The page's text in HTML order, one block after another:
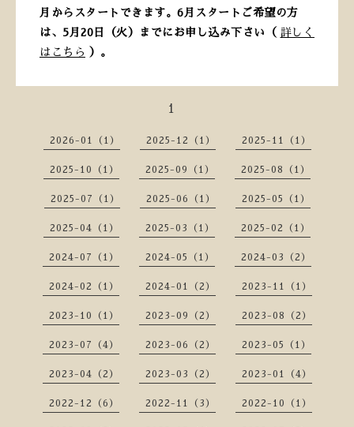
月からスタートできます。6月スタートご希望の方
は、5月20日（火）までにお申し込み下さい（ 詳しく
はこちら
）。
1
2026-01（1） 2025-12（1） 2025-11（1）
2025-10（1） 2025-09（1） 2025-08（1）
2025-07（1） 2025-06（1） 2025-05（1）
2025-04（1） 2025-03（1） 2025-02（1）
2024-07（1） 2024-05（1） 2024-03（2）
2024-02（1） 2024-01（2） 2023-11（1）
2023-10（1） 2023-09（2） 2023-08（2）
2023-07（4） 2023-06（2） 2023-05（1）
2023-04（2） 2023-03（2） 2023-01（4）
2022-12（6） 2022-11（3） 2022-10（1）